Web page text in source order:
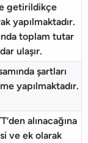
getirildikçe
yapılmaktadır.
toplam tutar
ulaşır.
şartları
yapılmaktadır.
alınacağına
ve ek olarak